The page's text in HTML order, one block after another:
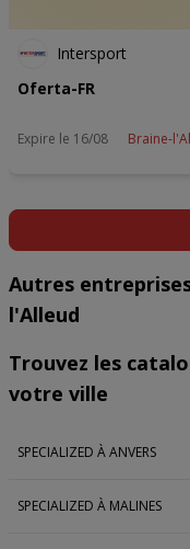
Intersport
Oferta-FR
Expire le 16/08 Braine-
Autres
l'Alleud
Trouvez les
votre ville
SPECIALIZED À ANVERS
SPECIALIZED À MALINES